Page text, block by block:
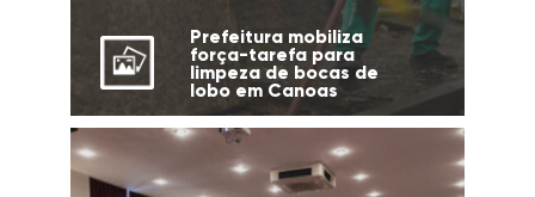
Prefeitura mobiliza
força-tarefa para
limpeza de bocas de
lobo em Canoas